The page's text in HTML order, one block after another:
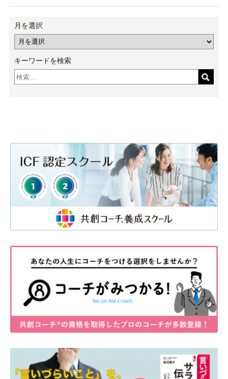
月を選択
キーワードを検索